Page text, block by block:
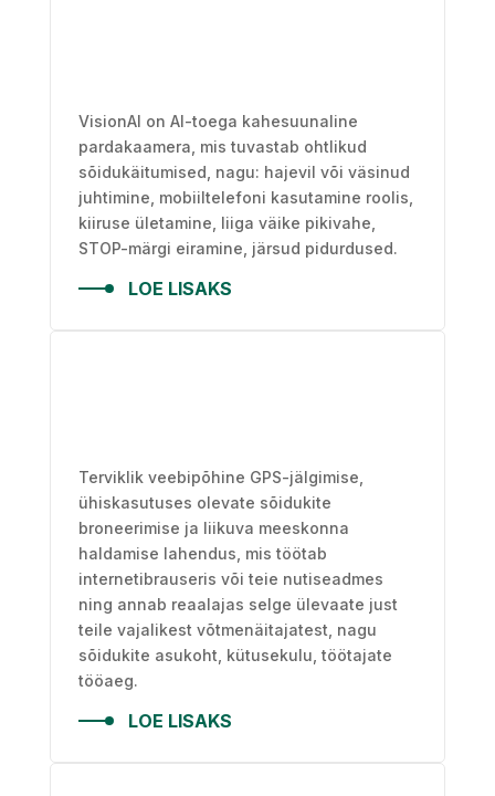
VisionAI on AI-toega kahesuunaline
pardakaamera, mis tuvastab ohtlikud
sõidukäitumised, nagu: hajevil või väsinud
juhtimine, mobiiltelefoni kasutamine roolis,
kiiruse ületamine, liiga väike pikivahe,
STOP-märgi eiramine, järsud pidurdused.
LOE LISAKS
Terviklik veebipõhine GPS-jälgimise,
ühiskasutuses olevate sõidukite
broneerimise ja liikuva meeskonna
haldamise lahendus, mis töötab
internetibrauseris või teie nutiseadmes
ning annab reaalajas selge ülevaate just
teile vajalikest võtmenäitajatest, nagu
sõidukite asukoht, kütusekulu, töötajate
tööaeg.
LOE LISAKS